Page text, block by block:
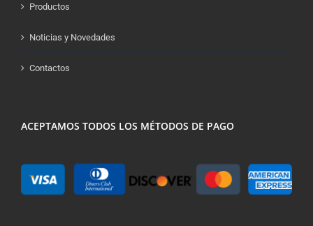
Productos
Noticias y Novedades
Contactos
ACEPTAMOS TODOS LOS MÉTODOS DE PAGO